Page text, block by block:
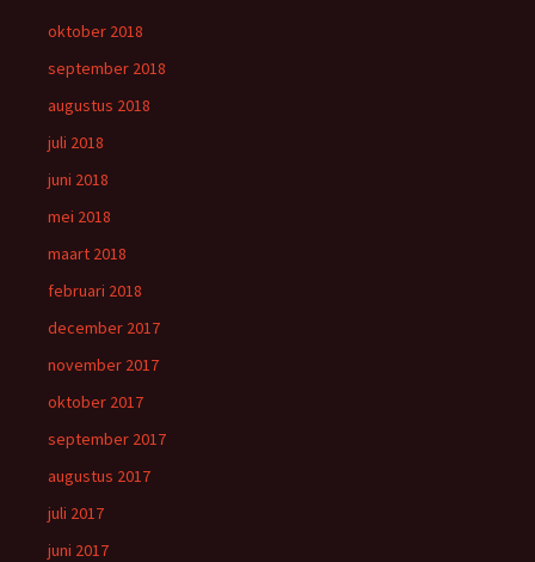
oktober 2018
september 2018
augustus 2018
juli 2018
juni 2018
mei 2018
maart 2018
februari 2018
december 2017
november 2017
oktober 2017
september 2017
augustus 2017
juli 2017
juni 2017